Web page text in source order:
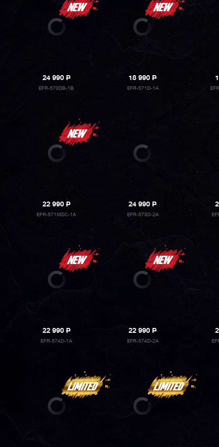
24 990P
EFR-570DB-1B
18 990P
EFR-571D-1A
22 990P
EFR-571MDC-1A
24 990P
EFR-573D-2A
22 990P
EFR-574D-1A
22 990P
EFR-574D-2A